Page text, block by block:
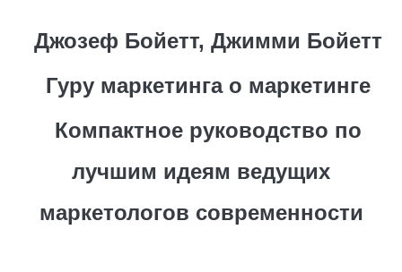
Джозеф Бойетт, Джимми Бойетт
Гуру маркетинга о маркетинге
Компактное руководство по
лучшим идеям ведущих
маркетологов современности